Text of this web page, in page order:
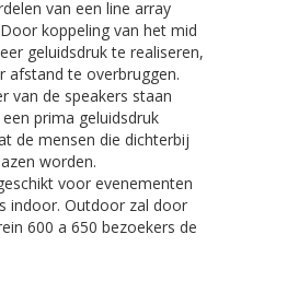
van een line array
koppeling van het mid
geluidsdruk te realiseren,
afstand te overbruggen.
van de speakers staan
prima geluidsdruk
de mensen die dichterbij
worden.
voor evenementen
indoor. Outdoor zal door
600 a 650 bezoekers de